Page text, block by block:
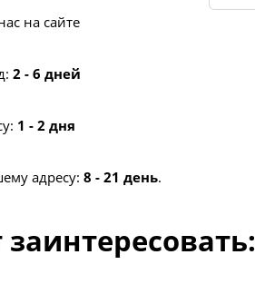
на сайте
2 - 6 дней
1 - 2 дня
адресу: 8 - 21 день.